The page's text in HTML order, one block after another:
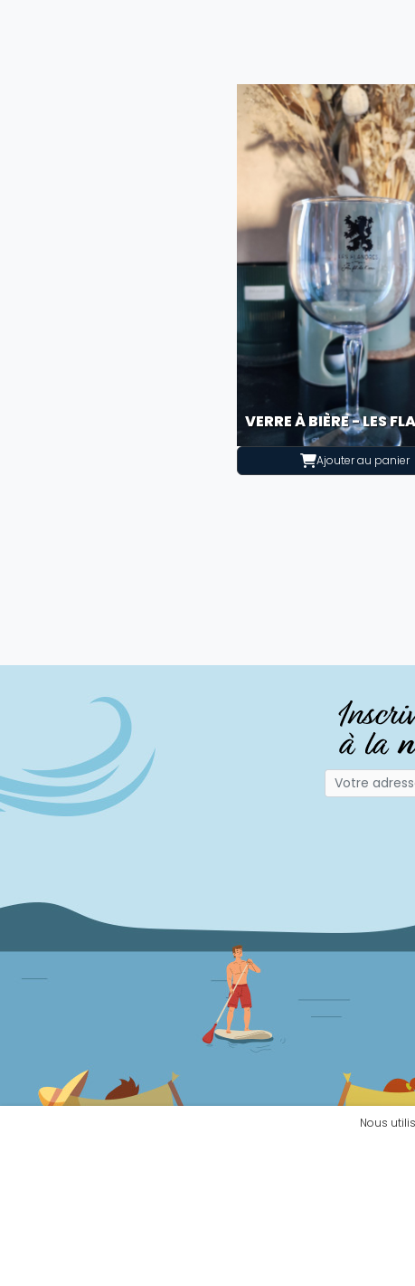
VERRE À BIÈRE - LES
Ajouter au panier
Nous